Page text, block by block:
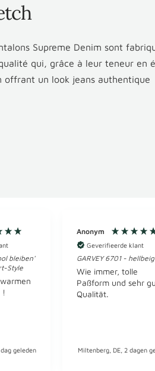
Supreme Denim sont
qui, grâce à leur teneur en
offrant un look jeans authentique
bleiben'
Style
!
dag geleden
Anonym
Geverifieerde klant
GARVEY 6701 -
Wie immer, tolle
Paßform und sehr
Qualität.
Miltenberg, DE, 2 dagen